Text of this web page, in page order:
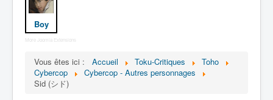
Série
Personnages
Mechas
Objets
Boy
More Joomla Extensions
Vous êtes ici : Accueil Toku-Critiques
Toho
Cybercop
Cybercop - Autres personnages
Sid (シド)